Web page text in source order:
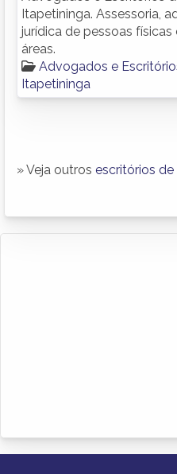
Itapetininga. Assessoria,
jurídica de pessoas físicas
áreas.
Advogados e
Itapetininga
» Veja outros escritórios